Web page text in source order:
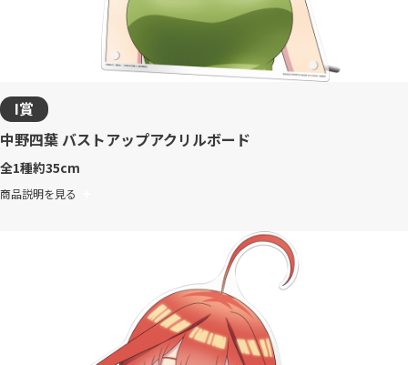
I賞
中野四葉 バストアップアクリルボード
全1種約35cm
商品説明を見る